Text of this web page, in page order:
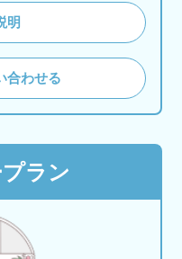
明
合わせる
ラン